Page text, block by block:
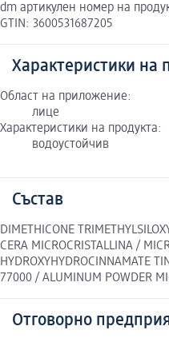
dm артикулен номер на
GTIN: 3600531687205
Характеристики на
Област на приложение:
лице
Характеристики на продукта:
водоустойчив
Състав
DIMETHICONE
CERA MICROCRISTALLINA /
HYDROXYHYDROCINNAMATE
77000 / ALUMINUM POWDER
Отговорно